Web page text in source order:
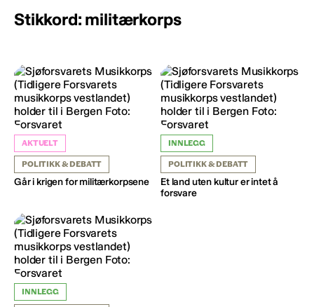
Stikkord: militærkorps
AKTUELT
POLITIKK & DEBATT
Går i krigen for militærkorpsene
INNLEGG
POLITIKK & DEBATT
Et land uten kultur er intet å
forsvare
INNLEGG